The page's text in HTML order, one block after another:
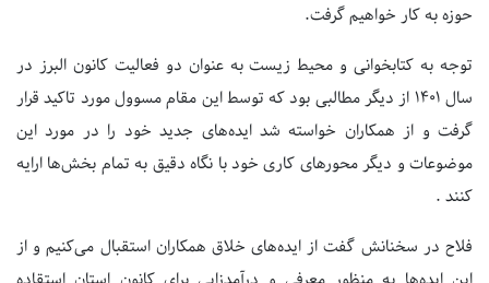
حوزه به کار خواهیم گرفت.
توجه به کتابخوانی و محیط زیست به عنوان دو فعالیت کانون البرز در
سال ۱۴۰۱ از دیگر مطالبی بود که توسط این مقام مسوول مورد تاکید قرار
گرفت و از همکاران خواسته شد ایده‌های جدید خود را در مورد این
موضوعات و دیگر محورهای کاری خود با نگاه دقیق به تمام بخش‌ها ارایه
کنند .
فلاح در سخنانش گفت از ایده‌های خلاق همکاران استقبال می‌کنیم و از